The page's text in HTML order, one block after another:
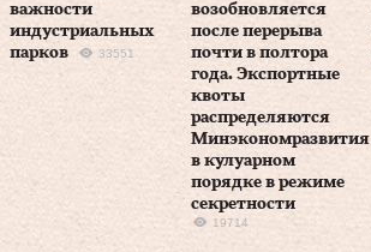
важности
индустриальных
парков
33551
возобновляется
после перерыва
почти в полтора
года. Экспортные
квоты
распределяются
Минэкономразвития
в кулуарном
порядке в режиме
секретности
19714